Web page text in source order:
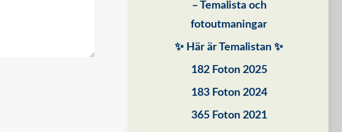
✨ Här är Temalistan ✨
182 Foton 2025
183 Foton 2024
365 Foton 2021